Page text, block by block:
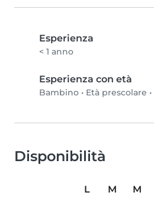
Esperienza
< 1 anno
Esperienza con età
Bambino • Età prescolare •
Disponibilità
L M M